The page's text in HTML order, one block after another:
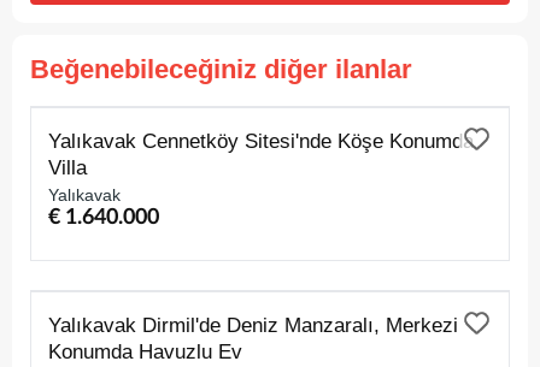
Beğenebileceğiniz diğer ilanlar
SATILIK
Yalıkavak Cennetköy Sitesi'nde Köşe Konumda
Villa
Yalıkavak
€ 1.640.000
SATILIK
Yalıkavak Dirmil'de Deniz Manzaralı, Merkezi
Konumda Havuzlu Ev